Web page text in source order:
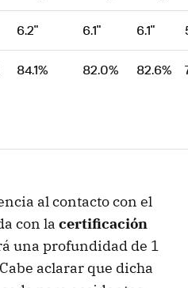
6.2" 6.1" 6.1"
84.1% 82.0% 82.6%
al contacto con el
con la certificación
una profundidad de 1
aclarar que dicha